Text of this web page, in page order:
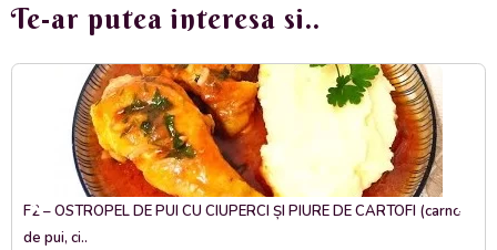
Te-ar putea interesa si..
F2 – OSTROPEL DE PUI CU CIUPERCI ȘI PIURE DE CARTOFI (carne
de pui, ci..